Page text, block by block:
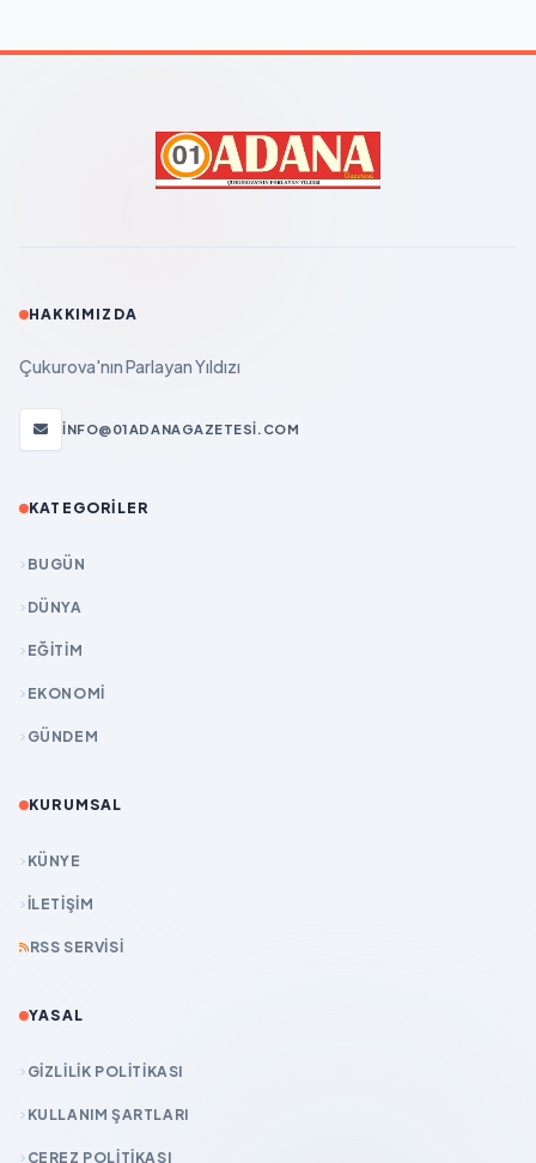
HAKKIMIZDA
Çukurova'nın Parlayan Yıldızı
INFO@01ADANAGAZETESI.COM
KATEGORILER
BUGÜN
DÜNYA
EĞİTİM
EKONOMİ
GÜNDEM
KURUMSAL
KÜNYE
İLETIŞIM
RSS SERVISI
YASAL
GIZLILIK POLITIKASI
KULLANIM ŞARTLARI
ÇEREZ POLITIKASI